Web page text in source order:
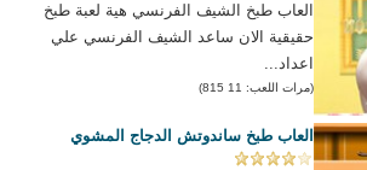
العاب طبخ الشيف الفرنسي هية لعبة طبخ
حقيقية الان ساعد الشيف الفرنسي علي
اعداد...
(مرات اللعب: 11 815)
العاب طبخ ساندوتش الدجاج المشوي